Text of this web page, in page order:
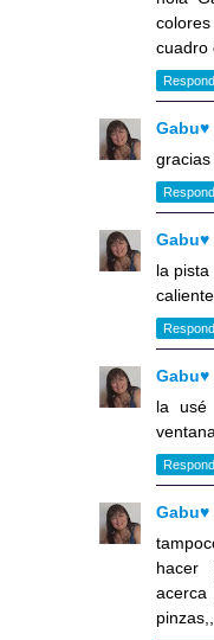
cuadro
Gabu♥
gracias
Gabu♥
la
Gabu♥
la
Gabu♥
hacer
acerca
pinzas,,